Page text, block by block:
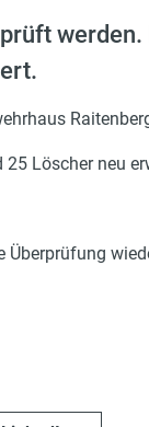
Löscher neu
Überprüfung